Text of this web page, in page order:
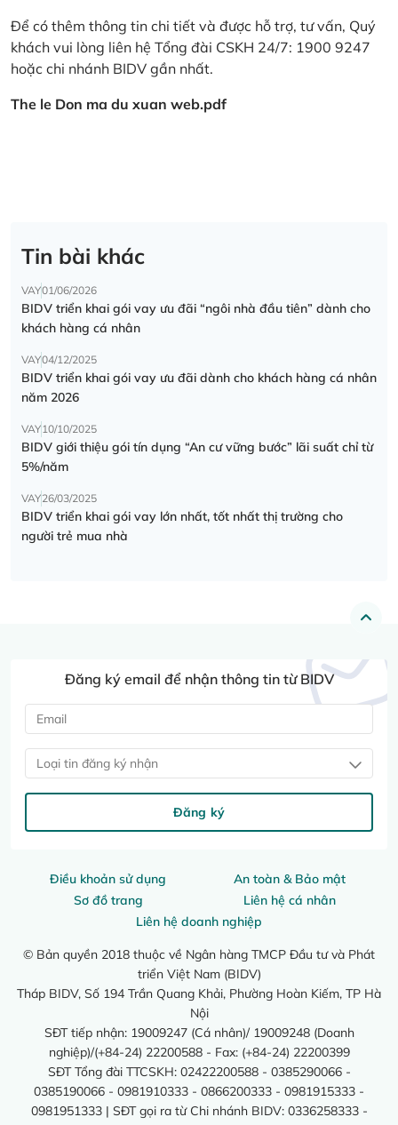
Để có thêm thông tin chi tiết và được hỗ trợ, tư vấn, Quý
khách vui lòng liên hệ Tổng đài CSKH 24/7: 1900 9247
hoặc chi nhánh BIDV gần nhất.
The le Don ma du xuan web.pdf
Tin bài khác
VAY01/06/2026
BIDV triển khai gói vay ưu đãi “ngôi nhà đầu tiên” dành cho
khách hàng cá nhân
VAY04/12/2025
BIDV triển khai gói vay ưu đãi dành cho khách hàng cá nhân
năm 2026
VAY10/10/2025
BIDV giới thiệu gói tín dụng “An cư vững bước” lãi suất chỉ từ
5%/năm
VAY26/03/2025
BIDV triển khai gói vay lớn nhất, tốt nhất thị trường cho
người trẻ mua nhà
Điều khoản sử dụng
An toàn & Bảo mật
Sơ đồ trang
Liên hệ cá nhân
Liên hệ doanh nghiệp
© Bản quyền 2018 thuộc về Ngân hàng TMCP Đầu tư và Phát
triển Việt Nam (BIDV)
Tháp BIDV, Số 194 Trần Quang Khải, Phường Hoàn Kiếm, TP Hà
Nội
SĐT tiếp nhận: 19009247 (Cá nhân)/ 19009248 (Doanh
nghiệp)/(+84-24) 22200588 - Fax: (+84-24) 22200399
SĐT Tổng đài TTCSKH: 02422200588 - 0385290066 -
0385190066 - 0981910333 - 0866200333 - 0981915333 -
0981951333 | SĐT gọi ra từ Chi nhánh BIDV: 0336258333 -
Đăng ký email để nhận thông tin từ BIDV
Loại tin đăng ký nhận
Đăng ký